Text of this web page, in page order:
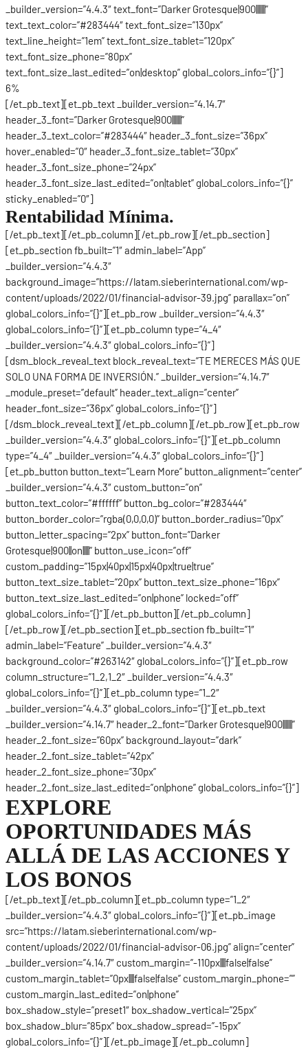
_builder_version=”4.4.3″ text_font=”Darker Grotesque|900|||||||”
text_text_color=”#283444″ text_font_size=”130px”
text_line_height=”1em” text_font_size_tablet=”120px”
text_font_size_phone=”80px”
text_font_size_last_edited=”on|desktop” global_colors_info=”{}”]
6%
[/et_pb_text][et_pb_text _builder_version=”4.14.7″
header_3_font=”Darker Grotesque|900|||||||”
header_3_text_color=”#283444″ header_3_font_size=”36px”
hover_enabled=”0″ header_3_font_size_tablet=”30px”
header_3_font_size_phone=”24px”
header_3_font_size_last_edited=”on|tablet” global_colors_info=”{}”
sticky_enabled=”0″]
Rentabilidad Mínima.
[/et_pb_text][/et_pb_column][/et_pb_row][/et_pb_section]
[et_pb_section fb_built=”1″ admin_label=”App”
_builder_version=”4.4.3″
background_image=”https://latam.sieberinternational.com/wp-
content/uploads/2022/01/financial-advisor-39.jpg” parallax=”on”
global_colors_info=”{}”][et_pb_row _builder_version=”4.4.3″
global_colors_info=”{}”][et_pb_column type=”4_4″
_builder_version=”4.4.3″ global_colors_info=”{}”]
[dsm_block_reveal_text block_reveal_text=”TE MERECES MÁS QUE
SOLO UNA FORMA DE INVERSIÓN.” _builder_version=”4.14.7″
_module_preset=”default” header_text_align=”center”
header_font_size=”36px” global_colors_info=”{}”]
[/dsm_block_reveal_text][/et_pb_column][/et_pb_row][et_pb_row
_builder_version=”4.4.3″ global_colors_info=”{}”][et_pb_column
type=”4_4″ _builder_version=”4.4.3″ global_colors_info=”{}”]
[et_pb_button button_text=”Learn More” button_alignment=”center”
_builder_version=”4.4.3″ custom_button=”on”
button_text_color=”#ffffff” button_bg_color=”#283444″
button_border_color=”rgba(0,0,0,0)” button_border_radius=”0px”
button_letter_spacing=”2px” button_font=”Darker
Grotesque|900||on|||||” button_use_icon=”off”
custom_padding=”15px|40px|15px|40px|true|true”
button_text_size_tablet=”20px” button_text_size_phone=”16px”
button_text_size_last_edited=”on|phone” locked=”off”
global_colors_info=”{}”][/et_pb_button][/et_pb_column]
[/et_pb_row][/et_pb_section][et_pb_section fb_built=”1″
admin_label=”Feature” _builder_version=”4.4.3″
background_color=”#263142″ global_colors_info=”{}”][et_pb_row
column_structure=”1_2,1_2″ _builder_version=”4.4.3″
global_colors_info=”{}”][et_pb_column type=”1_2″
_builder_version=”4.4.3″ global_colors_info=”{}”][et_pb_text
_builder_version=”4.14.7″ header_2_font=”Darker Grotesque|900|||||||”
header_2_font_size=”60px” background_layout=”dark”
header_2_font_size_tablet=”42px”
header_2_font_size_phone=”30px”
header_2_font_size_last_edited=”on|phone” global_colors_info=”{}”]
EXPLORE
OPORTUNIDADES MÁS
ALLÁ DE LAS ACCIONES Y
LOS BONOS
[/et_pb_text][/et_pb_column][et_pb_column type=”1_2″
_builder_version=”4.4.3″ global_colors_info=”{}”][et_pb_image
src=”https://latam.sieberinternational.com/wp-
content/uploads/2022/01/financial-advisor-06.jpg” align=”center”
_builder_version=”4.14.7″ custom_margin=”-110px||||false|false”
custom_margin_tablet=”0px||||false|false” custom_margin_phone=””
custom_margin_last_edited=”on|phone”
box_shadow_style=”preset1″ box_shadow_vertical=”25px”
box_shadow_blur=”85px” box_shadow_spread=”-15px”
global_colors_info=”{}”][/et_pb_image][/et_pb_column]